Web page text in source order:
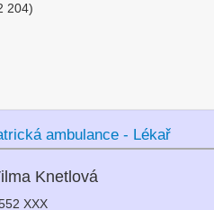
204)
ambulance - Lékař
Knetlová
XXX